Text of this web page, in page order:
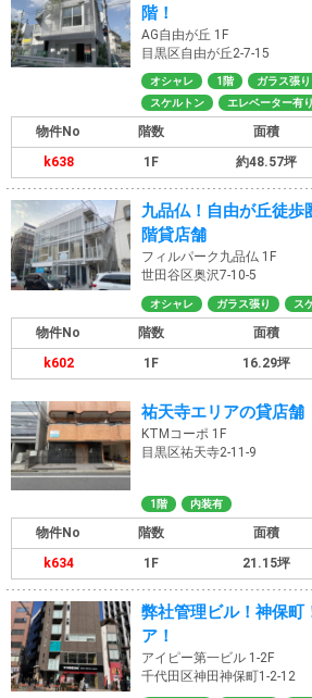
階！
AG自由が丘 1F
目黒区自由が丘2-7-15
オシャレ 1階 ガラス張り
スケルトン
エレベーター有り
物件No 階数 面積
k638 1F 約48.57坪
九品仏！自由が丘徒歩
階貸店舗
フィルパーク九品仏 1F
世田谷区奥沢7-10-5
オシャレ ガラス張り ス
物件No 階数 面積
k602 1F 16.29坪
祐天寺エリアの貸店舗
KTMコーポ 1F
目黒区祐天寺2-11-9
1階 内装有
物件No 階数 面積
k634 1F 21.15坪
弊社管理ビル！神保町
ア！
アイピー第一ビル 1-2F
千代田区神田神保町1-2-12